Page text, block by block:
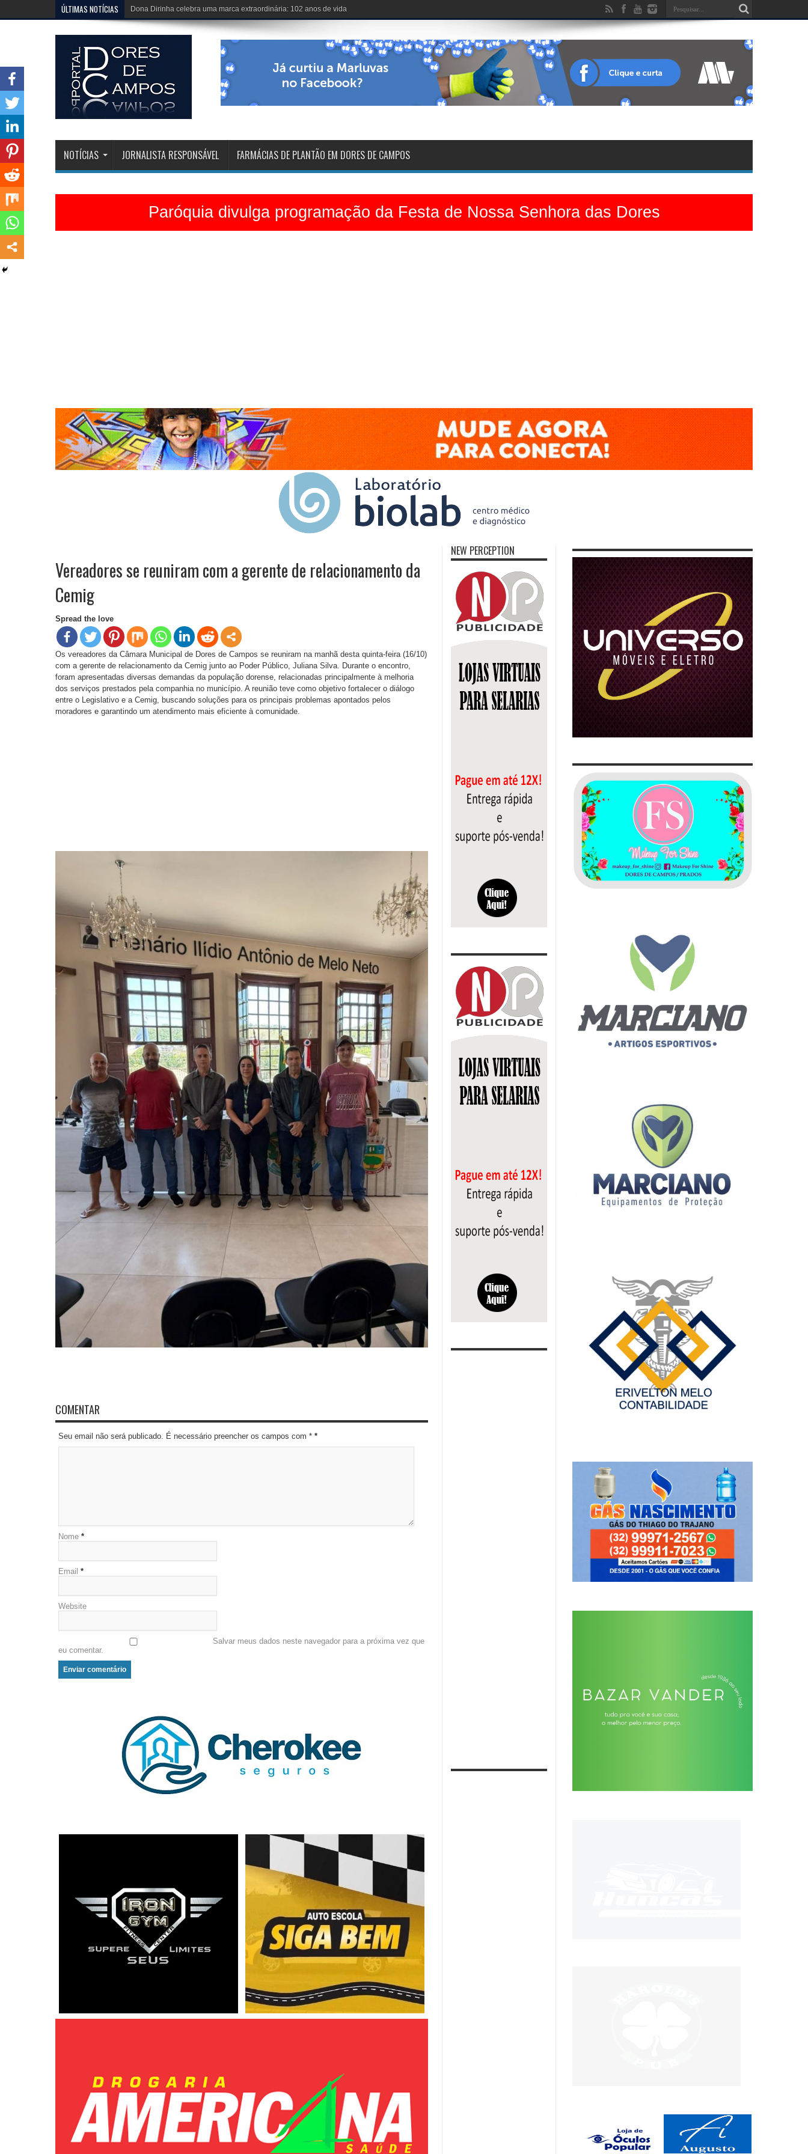
ÚLTIMAS NOTÍCIAS Igreja Matriz está belíssima e celebrações voltarão na sexta-feira
NOTÍCIAS JORNALISTA RESPONSÁVEL FARMÁCIAS DE PLANTÃO EM DORES DE CAMPOS
Paróquia divulga programação da Festa de Nossa Senhora das Dores
Vereadores se reuniram com a gerente de relacionamento da
Cemig
Spread the love
Os vereadores da Câmara Municipal de Dores de Campos se reuniram na manhã desta quinta-feira (16/10)
com a gerente de relacionamento da Cemig junto ao Poder Público, Juliana Silva. Durante o encontro,
foram apresentadas diversas demandas da população dorense, relacionadas principalmente à melhoria
dos serviços prestados pela companhia no município. A reunião teve como objetivo fortalecer o diálogo
entre o Legislativo e a Cemig, buscando soluções para os principais problemas apontados pelos
moradores e garantindo um atendimento mais eficiente à comunidade.
COMENTAR
Seu email não será publicado. É necessário preencher os campos com * *
Nome *
Email *
Website
Salvar meus dados neste navegador para a próxima vez que
eu comentar.
NEW PERCEPTION